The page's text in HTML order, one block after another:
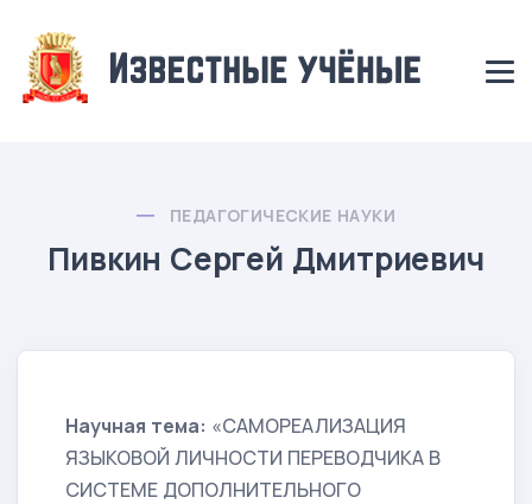
ПЕДАГОГИЧЕСКИЕ НАУКИ
Пивкин Сергей Дмитриевич
Научная тема: «САМОРЕАЛИЗАЦИЯ
ЯЗЫКОВОЙ ЛИЧНОСТИ ПЕРЕВОДЧИКА В
СИСТЕМЕ ДОПОЛНИТЕЛЬНОГО